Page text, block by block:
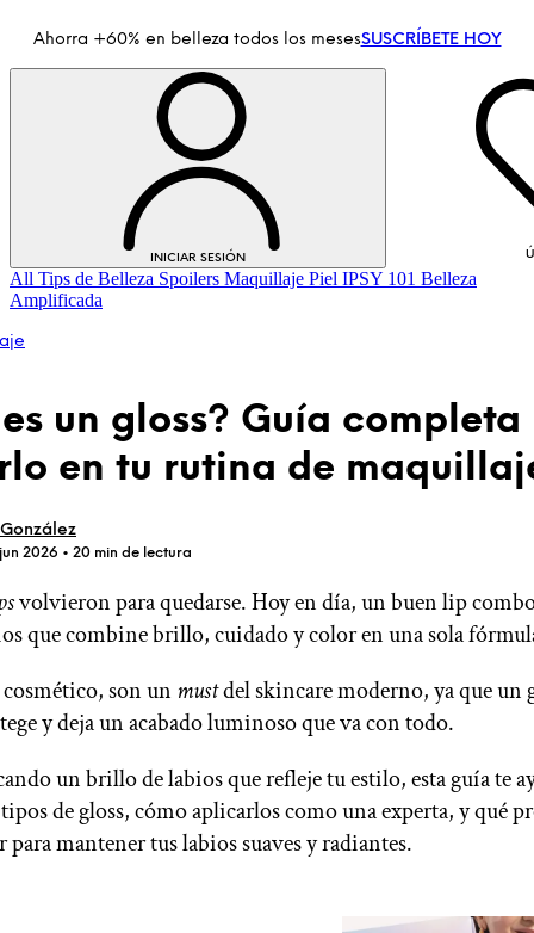
Ahorra +60% en belleza todos los mesesSUSCRÍBETE HOY
INICIAR SESIÓN
INICIAR SESIÓN
Blog de IPSY
Cerrar sesión
All Tips de Belleza Spoilers Maquillaje Piel IPSY 101 Belleza
Amplificada
un gloss? Guía
en tu rutina de
2026 • 20 min de lectura
volvieron para quedarse. Hoy en día, un buen lip
que combine brillo, cuidado y color en una sola
son un mustdel skincare moderno, ya que un
y deja un acabado luminoso que va con todo.
un brillo de labios que refleje tu estilo, esta guía te
de gloss, cómo aplicarlos como una experta, y qué
para mantener tus labios suaves y radiantes.